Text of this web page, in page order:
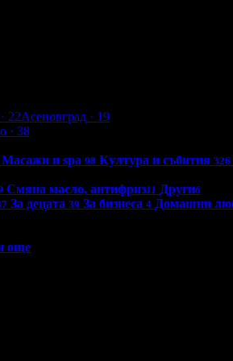
· 22Асеновград · 19
· 38
Масажи и spa 98 Култура и събития 326
Смяна масло, антифриз11 Други6
За децата 39 За бизнеса 4 Домашни
още